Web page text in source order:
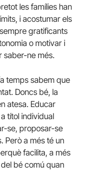
les famílies han
i acostumar els
gratificants
o motivar i
saber-ne més.
temps sabem que
Doncs bé, la
atesa. Educar
títol individual
se, proposar-se
Però a més té un
facilita, a més
del bé comú quan